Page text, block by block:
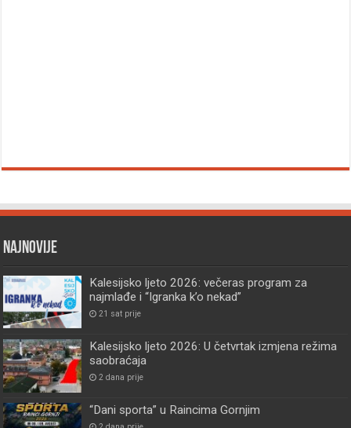
Najnovije
Kalesijsko ljeto 2026: večeras program za
najmlađe i “Igranka k’o nekad”
21 sat prije
Kalesijsko ljeto 2026: U četvrtak izmjena režima
saobraćaja
2 dana prije
“Dani sporta” u Raincima Gornjim